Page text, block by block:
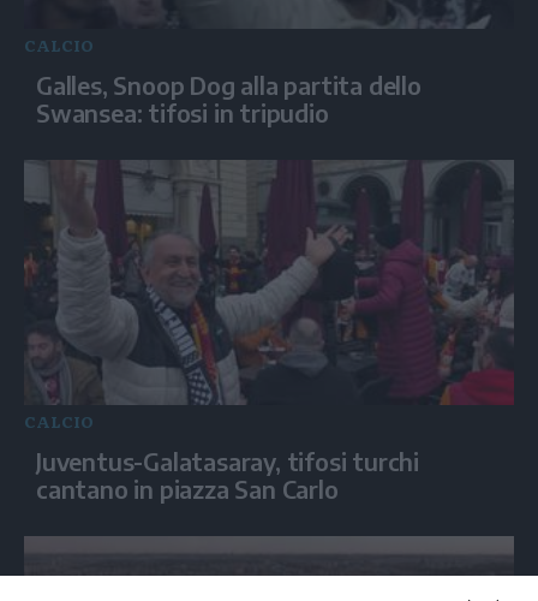
CALCIO
Galles, Snoop Dog alla partita dello
Swansea: tifosi in tripudio
CALCIO
Juventus-Galatasaray, tifosi turchi
cantano in piazza San Carlo